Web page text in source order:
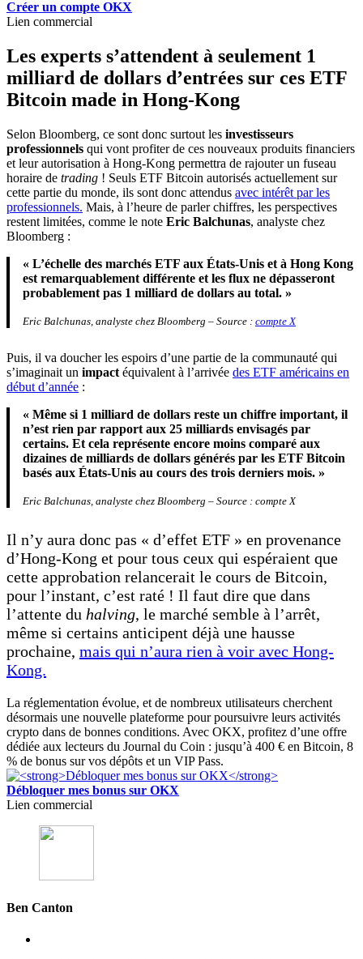
Créer un compte OKX
Lien commercial
Les experts s’attendent à seulement 1
milliard de dollars d’entrées sur ces ETF
Bitcoin made in Hong-Kong
Selon Bloomberg, ce sont donc surtout les investisseurs
professionnels qui vont profiter de ces nouveaux produits financiers
et leur autorisation à Hong-Kong permettra de rajouter un fuseau
horaire de trading ! Seuls ETF Bitcoin autorisés actuellement sur
cette partie du monde, ils sont donc attendus avec intérêt par les
professionnels. Mais, à l’heure de parler chiffres, les perspectives
restent limitées, comme le note Eric Balchunas, analyste chez
Bloomberg :
« L’échelle des marchés ETF aux États-Unis et à Hong Kong
est remarquablement différente et les flux ne dépasseront
probablement pas 1 milliard de dollars au total. »
Eric Balchunas, analyste chez Bloomberg – Source : compte X
Puis, il va doucher les espoirs d’une partie de la communauté qui
s’imaginait un impact équivalent à l’arrivée des ETF américains en
début d’année :
« Même si 1 milliard de dollars reste un chiffre important, il
n’est rien par rapport aux 25 milliards envisagés par
certains. Et cela représente encore moins comparé aux
dizaines de milliards de dollars générés par les ETF Bitcoin
basés aux États-Unis au cours des trois derniers mois. »
Eric Balchunas, analyste chez Bloomberg – Source : compte X
Il n’y aura donc pas « d’effet ETF » en provenance
d’Hong-Kong et pour tous ceux qui espéraient que
cette approbation relancerait le cours de Bitcoin,
pour l’instant, c’est raté ! Il faut dire que dans
l’attente du halving, le marché semble à l’arrêt,
même si certains anticipent déjà une hausse
prochaine, mais qui n’aura rien à voir avec Hong-
Kong.
La réglementation évolue, et de nombreux utilisateurs cherchent
désormais une nouvelle plateforme pour poursuivre leurs activités
crypto dans de bonnes conditions. Avec OKX, profitez d’une offre
dédiée aux lecteurs du Journal du Coin : jusqu’à 400 € en Bitcoin, 8
% de bonus sur vos dépôts et un VIP Pass.
Débloquer mes bonus sur OKX
Lien commercial
Ben Canton